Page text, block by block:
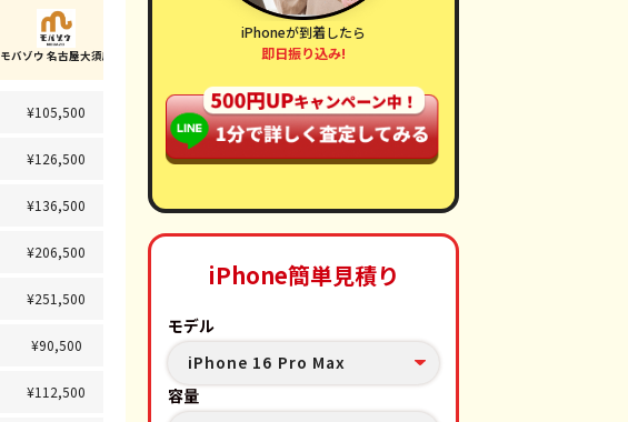
モバゾウ 名古屋大須店
¥105,500
¥126,500
¥136,500
¥206,500
¥251,500
¥90,500
¥112,500
iPhoneが到着したら
即日振り込み!
iPhone簡単見積り
モデル
iPhone 16 Pro Max
容量